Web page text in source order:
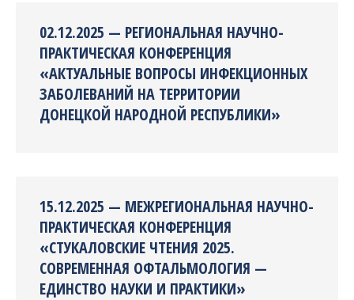
02.12.2025 — РЕГИОНАЛЬНАЯ НАУЧНО-
ПРАКТИЧЕСКАЯ КОНФЕРЕНЦИЯ
«АКТУАЛЬНЫЕ ВОПРОСЫ ИНФЕКЦИОННЫХ
ЗАБОЛЕВАНИЙ НА ТЕРРИТОРИИ
ДОНЕЦКОЙ НАРОДНОЙ РЕСПУБЛИКИ»
15.12.2025 — МЕЖРЕГИОНАЛЬНАЯ НАУЧНО-
ПРАКТИЧЕСКАЯ КОНФЕРЕНЦИЯ
«СТУКАЛОВСКИЕ ЧТЕНИЯ 2025.
СОВРЕМЕННАЯ ОФТАЛЬМОЛОГИЯ —
ЕДИНСТВО НАУКИ И ПРАКТИКИ»